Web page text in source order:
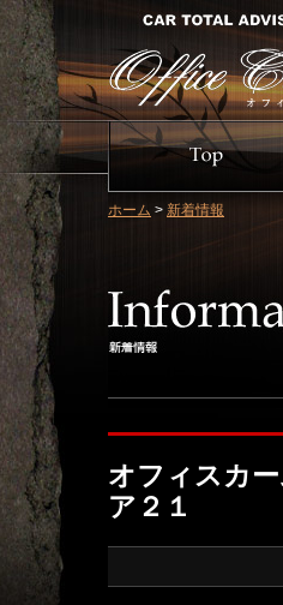
ホーム > 新着情報
オフィスカ
ア２１